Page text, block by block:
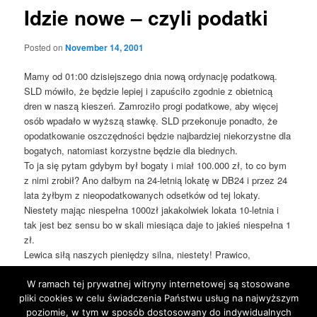
Idzie nowe – czyli podatki
Posted onNovember 14, 2001
Mamy od 01:00 dzisiejszego dnia nową ordynację podatkową.
SLD mówiło, że będzie lepiej i zapuściło zgodnie z obietnicą
dren w naszą kieszeń. Zamroziło progi podatkowe, aby więcej
osób wpadało w wyższą stawkę. SLD przekonuje ponadto, że
opodatkowanie oszczędności będzie najbardziej niekorzystne dla
bogatych, natomiast korzystne będzie dla biednych.
To ja się pytam gdybym był bogaty i miał 100.000 zł, to co bym
z nimi zrobił? Ano dałbym na 24-letnią lokatę w DB24 i przez 24
lata żyłbym z nieopodatkowanych odsetków od tej lokaty.
Niestety mając niespełna 1000zł jakakolwiek lokata 10-letnia i
tak jest bez sensu bo w skali miesiąca daje to jakieś niespełna 1
zł.
Lewica siłą naszych pieniędzy silna, niestety! Prawico,
prawdziwa pojaw się wreszcie i pomóż ubogim niskimi podatkami
This entry was posted inBlogbyjarek. Bookmark thepermalink.
W ramach tej prywatnej witryny internetowej są stosowane
pliki cookies w celu świadczenia Państwu usług na najwyższym
poziomie, w tym w sposób dostosowany do indywidualnych